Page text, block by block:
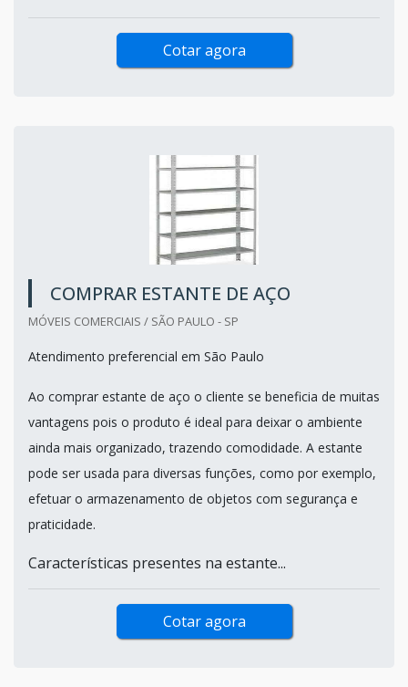
Cotar agora
COMPRAR ESTANTE DE AÇO
MÓVEIS COMERCIAIS / SÃO PAULO - SP
Atendimento preferencial em São Paulo
Ao comprar estante de aço o cliente se beneficia de muitas
vantagens pois o produto é ideal para deixar o ambiente
ainda mais organizado, trazendo comodidade. A estante
pode ser usada para diversas funções, como por exemplo,
efetuar o armazenamento de objetos com segurança e
praticidade.
Características presentes na estante...
Cotar agora